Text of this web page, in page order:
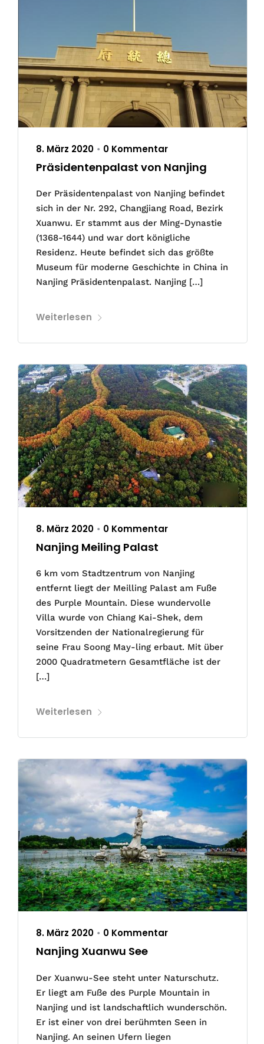
8. März 2020 • 0 Kommentar
Präsidentenpalast von Nanjing
Der Präsidentenpalast von Nanjing befindet
sich in der Nr. 292, Changjiang Road, Bezirk
Xuanwu. Er stammt aus der Ming-Dynastie
(1368-1644) und war dort königliche
Residenz. Heute befindet sich das größte
Museum für moderne Geschichte in China in
Nanjing Präsidentenpalast. Nanjing […]
Weiterlesen
8. März 2020 • 0 Kommentar
Nanjing Meiling Palast
6 km vom Stadtzentrum von Nanjing
entfernt liegt der Meilling Palast am Fuße
des Purple Mountain. Diese wundervolle
Villa wurde von Chiang Kai-Shek, dem
Vorsitzenden der Nationalregierung für
seine Frau Soong May-ling erbaut. Mit über
2000 Quadratmetern Gesamtfläche ist der
[…]
Weiterlesen
8. März 2020 • 0 Kommentar
Nanjing Xuanwu See
Der Xuanwu-See steht unter Naturschutz.
Er liegt am Fuße des Purple Mountain in
Nanjing und ist landschaftlich wunderschön.
Er ist einer von drei berühmten Seen in
Nanjing. An seinen Ufern liegen